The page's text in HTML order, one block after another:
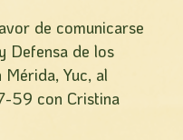
de comunicarse
Defensa de los
Mérida, Yuc, al
59 con Cristina